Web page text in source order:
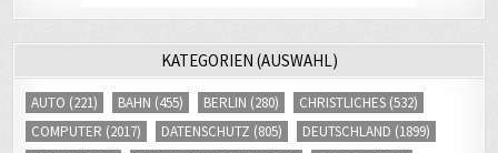
KATEGORIEN (AUSWAHL)
AUTO (221) BAHN (455) BERLIN (280) CHRISTLICHES (532)
COMPUTER (2017) DATENSCHUTZ (805) DEUTSCHLAND (1899)